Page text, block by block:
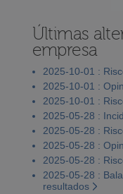
Últimas
empresa
2025-10-01 :
2025-10-01 :
2025-10-01 :
2025-05-28 :
2025-05-28 :
2025-05-28 :
2025-05-28 :
2025-05-28 :
resultados